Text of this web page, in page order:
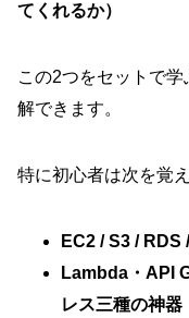
てくれるか）
この2つをセットで
解できます。
特に初心者は次を覚
EC2 / S3 / RDS
Lambda・API
レス三種の神器